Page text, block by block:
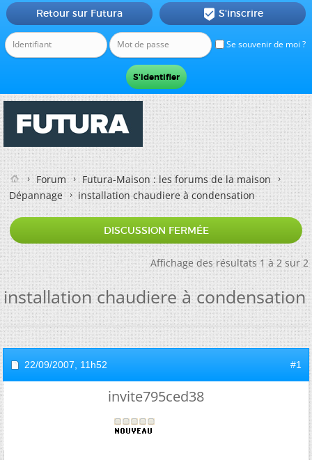
Se souvenir de moi ?
Retour sur Futura  S'inscrire
Forum
Futura-Maison : les forums de la maison
Dépannage
installation chaudiere à condensation
DISCUSSION FERMÉE
Affichage des résultats 1 à 2 sur 2
installation chaudiere à condensation
22/09/2007, 11h52 #1
invite795ced38